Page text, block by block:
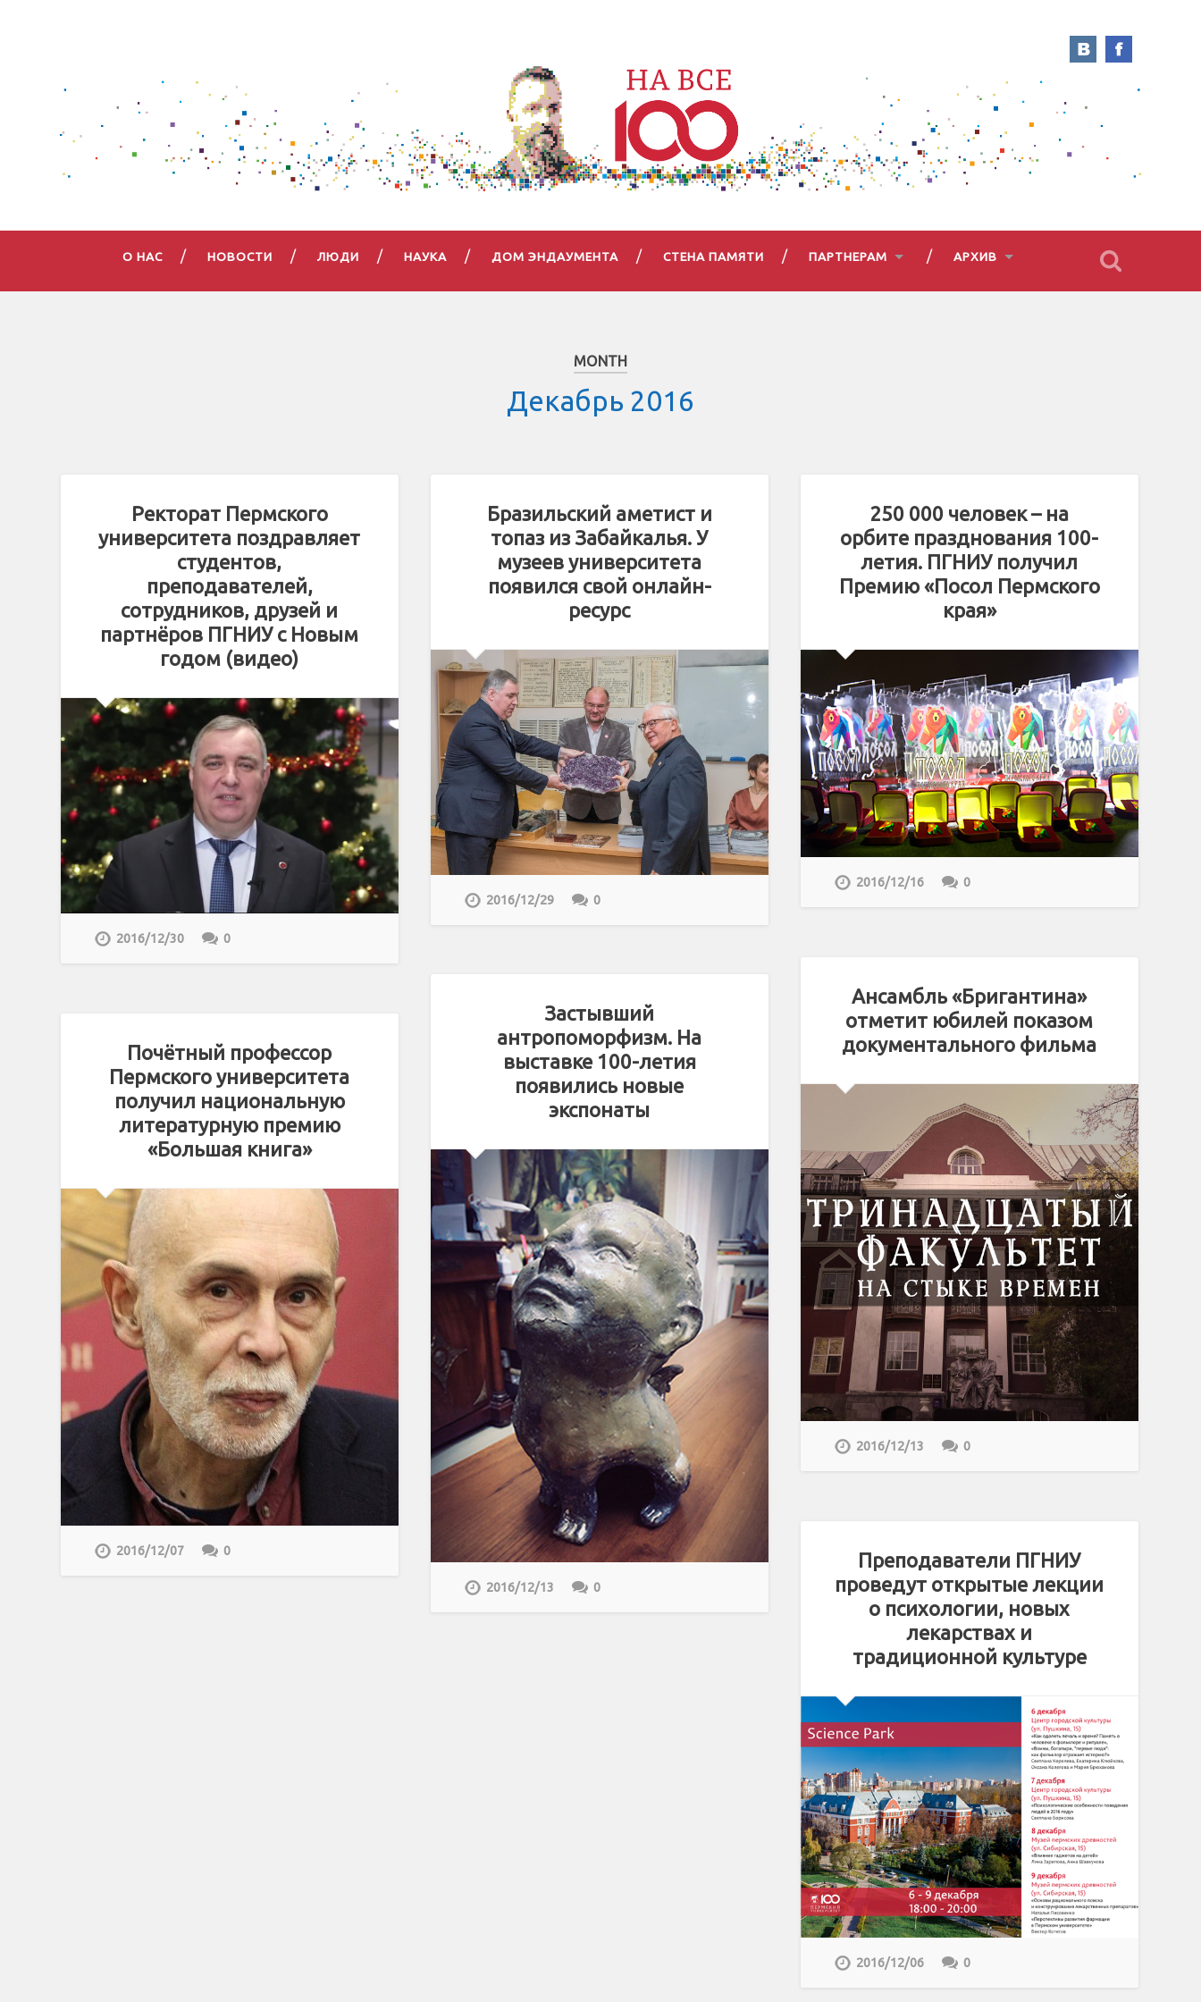
О НАС НОВОСТИ ЛЮДИ НАУКА ДОМ ЭНДАУМЕНТА СТЕНА ПАМЯТИ ПАРТНЕРАМ АРХИВ
MONTH
Декабрь 2016
Ректорат Пермского
университета поздравляет
студентов,
преподавателей,
сотрудников, друзей и
партнёров ПГНИУ с Новым
годом (видео)
2016/12/30 0
Бразильский аметист и
топаз из Забайкалья. У
музеев университета
появился свой онлайн-
ресурс
2016/12/29 0
250 000 человек – на
орбите празднования 100-
летия. ПГНИУ получил
Премию «Посол Пермского
края»
2016/12/16 0
Ансамбль «Бригантина»
отметит юбилей показом
документального фильма
2016/12/13 0
Застывший
антропоморфизм. На
выставке 100-летия
появились новые
экспонаты
2016/12/13 0
Почётный профессор
Пермского университета
получил национальную
литературную премию
«Большая книга»
2016/12/07 0
Преподаватели ПГНИУ
проведут открытые лекции
о психологии, новых
лекарствах и
традиционной культуре
2016/12/06 0